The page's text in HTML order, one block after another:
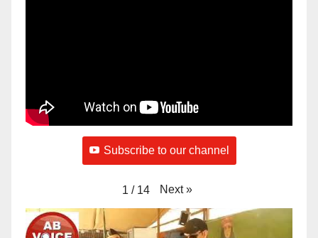
Subscribe to our channel
1 / 14 Next »